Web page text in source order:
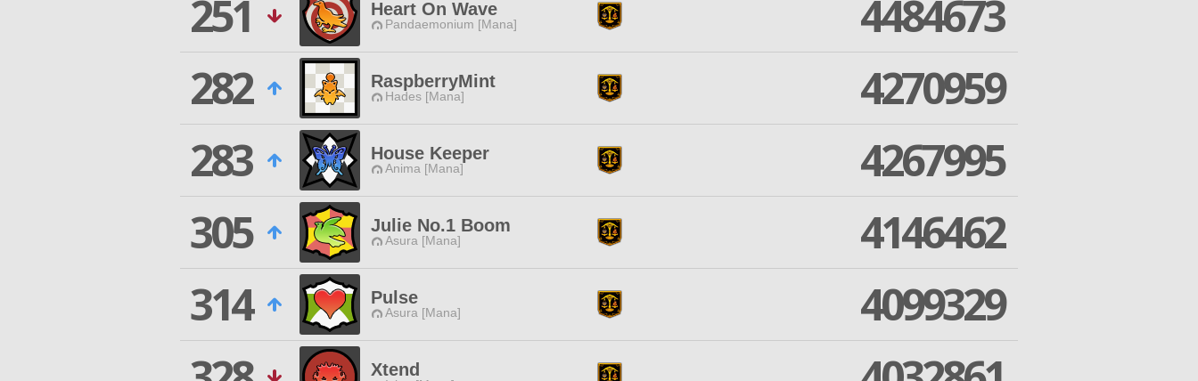
251
Heart On Wave
Pandaemonium [Mana]
4484673
282
RaspberryMint
Hades [Mana]
4270959
283
House Keeper
Anima [Mana]
4267995
305
Julie No.1 Boom
Asura [Mana]
4146462
314
Pulse
Asura [Mana]
4099329
Xtend